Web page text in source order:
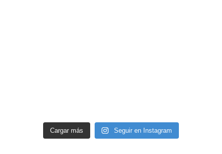
Cargar más Seguir en Instagram